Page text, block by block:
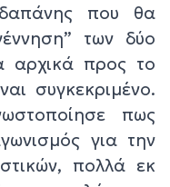
που θα
των δύο
αρχικά προς το
συγκεκριμένο.
πως
για την
πολλά εκ